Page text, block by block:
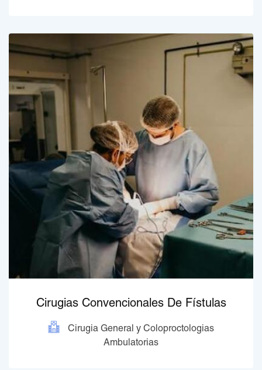
Cirugias Convencionales De Fístulas
Cirugia General y Coloproctologias
Ambulatorias